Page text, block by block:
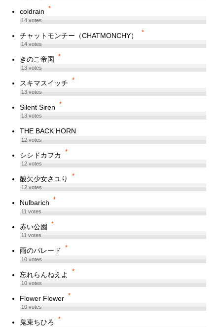
coldrain *
14votes
チャットモンチー（CHATMONCHY） *
14votes
きのこ帝国 *
13votes
スキマスイッチ *
13votes
Silent Siren *
13votes
THE BACK HORN
12votes
シシドカフカ *
12votes
酸欠少女さユり *
12votes
Nulbarich *
11votes
赤い公園 *
11votes
雨のパレード *
10votes
忘れらんねえよ *
10votes
Flower Flower *
10votes
鬼束ちひろ *